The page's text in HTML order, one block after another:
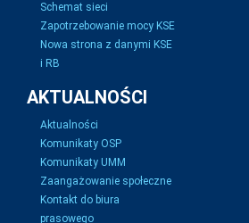
Schemat sieci
Zapotrzebowanie mocy KSE
Nowa strona z danymi KSE
i RB
AKTUALNOŚCI
Aktualności
Komunikaty OSP
Komunikaty UMM
Zaangażowanie społeczne
Kontakt do biura
prasowego